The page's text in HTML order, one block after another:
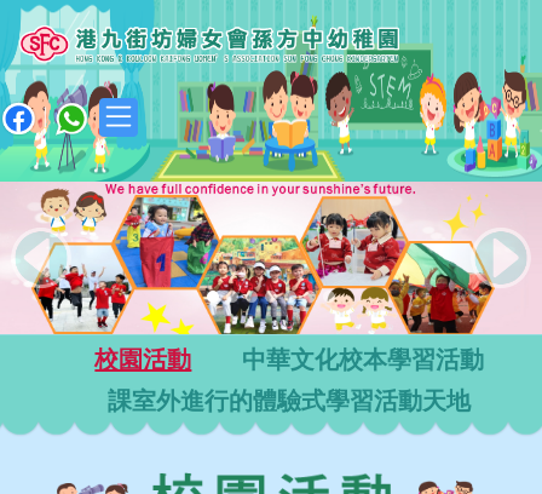
|
Previous Next
校園活動
中華文化校本學習活動
課室外進行的體驗式學習活動天地